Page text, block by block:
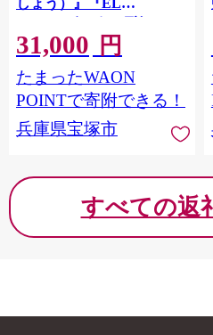
しょう）』『EL
DESEO（エル・デセー
オ）』TCAD-622
31,000 円
たまったWAON
POINTで寄附できる！
兵庫県宝塚市
すべての返